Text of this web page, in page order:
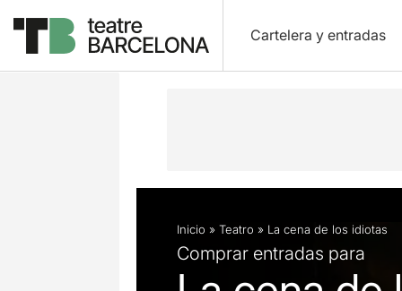
Cartelera y entradas
Descripción Ficha artística
Inicio » Teatro » La cena de los idiotas
Comprar entradas para